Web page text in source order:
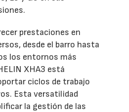
prestaciones en
desde el barro hasta
los entornos más
XHA3 está
ciclos de trabajo
Esta versatilidad
la gestión de las